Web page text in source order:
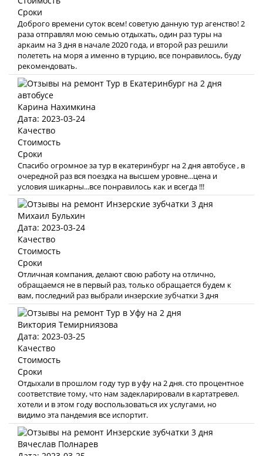
Сроки
Доброго времени суток всем! советую данную тур агенство! 2
раза отправлял мою семью отдыхать, один раз туры на
аркаим на 3 дня в начале 2020 года, и второй раз решили
полететь на моря а именно в турцию, все понравилось, буду
рекомендовать.
Карина Нахимкина
Дата: 2023-03-24
Качество
Стоимость
Сроки
Спасибо огромное за тур в екатеринбург на 2 дня автобусе , в
очередной раз вся поездка на высшем уровне...цена и
условия шикарны...все понравилось как и всегда !!!
Михаил Бульхин
Дата: 2023-03-24
Качество
Стоимость
Сроки
Отличная компания, делают свою работу на отлично,
обращаемся не в первый раз, только обращается будем к
вам, последний раз выбрали инзерские зубчатки 3 дня
Виктория Темирниязова
Дата: 2023-03-25
Качество
Стоимость
Сроки
Отдыхали в прошлом году тур в уфу на 2 дня. сто процентное
соответствие тому, что нам задекларировали в картатревел.
хотели и в этом году воспользоваться их услугами, но
видимо эта пандемия все испортит.
Вячеслав Полнарев